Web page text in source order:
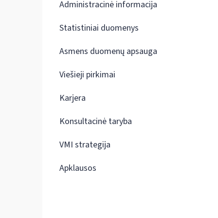
Administracinė informacija
Statistiniai duomenys
Asmens duomenų apsauga
Viešieji pirkimai
Karjera
Konsultacinė taryba
VMI strategija
Apklausos